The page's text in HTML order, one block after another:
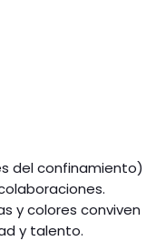
del confinamiento)
y colores conviven
y talento.